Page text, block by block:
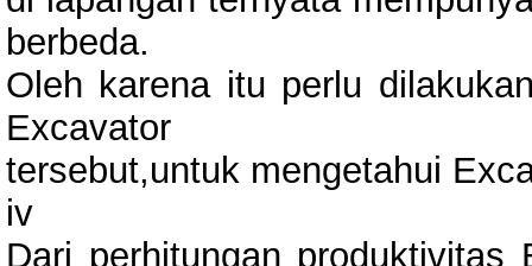
berbeda.
Oleh karena itu perlu
Excavator
tersebut,untuk mengetahui
iv
Dari perhitungan